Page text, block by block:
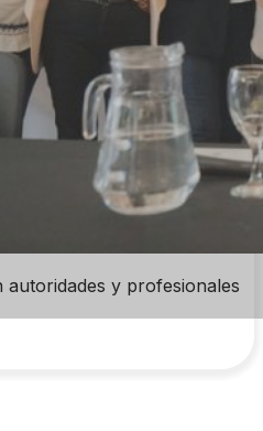
autoridades y profesionales